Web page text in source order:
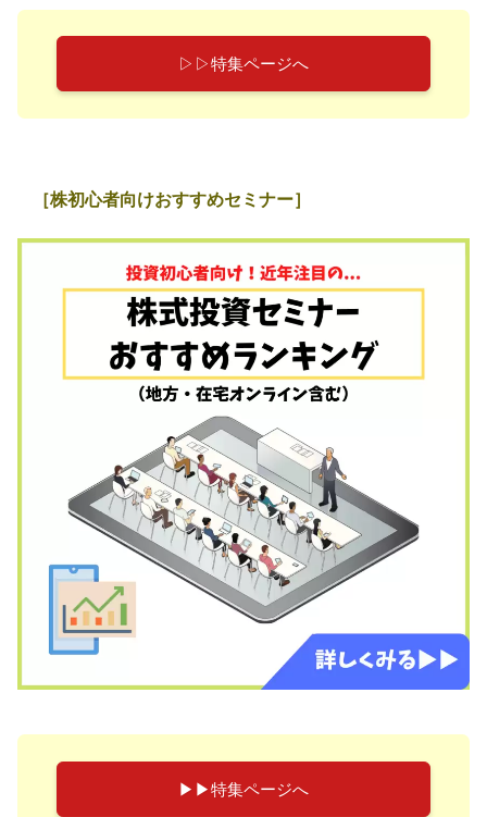
▷▷特集ページへ
［株初心者向けおすすめセミナー］
▶︎▶︎特集ページへ